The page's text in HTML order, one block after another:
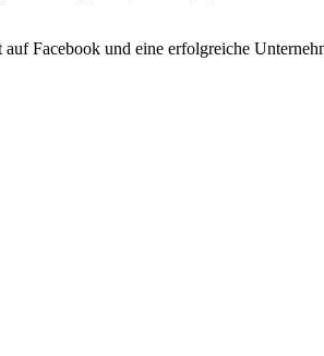
Facebook und eine erfolgreiche